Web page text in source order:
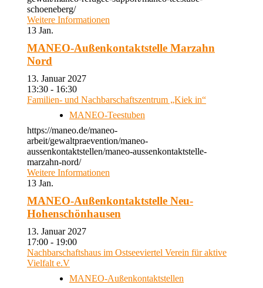
schoeneberg/
Weitere Informationen
13 Jan.
MANEO-Außenkontaktstelle Marzahn
Nord
13. Januar 2027
13:30 - 16:30
Familien- und Nachbarschaftszentrum „Kiek in“
MANEO-Teestuben
https://maneo.de/maneo-
arbeit/gewaltpraevention/maneo-
aussenkontaktstellen/maneo-aussenkontaktstelle-
marzahn-nord/
Weitere Informationen
13 Jan.
MANEO-Außenkontaktstelle Neu-
Hohenschönhausen
13. Januar 2027
17:00 - 19:00
Nachbarschaftshaus im Ostseeviertel Verein für aktive
Vielfalt e.V
MANEO-Außenkontaktstellen